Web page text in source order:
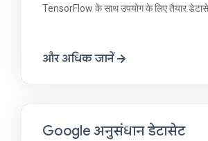
TensorFlow के साथ उपयोग के लिए तैयार
और अधिक जानें
Google अनुसंधान डेटासेट